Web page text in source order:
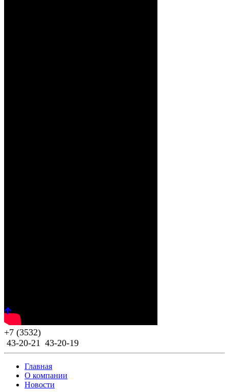
Previous
Next
+7 (3532)
43-20-21 43-20-19
Главная
О компании
Новости